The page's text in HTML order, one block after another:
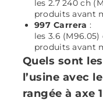
les 2.7 240 ch
produits avant
997 Carrera :
les 3.6 (M96.05)
produits avant
Quels sont
l’usine avec
rangée à axe